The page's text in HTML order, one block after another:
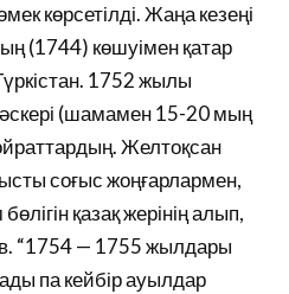
көрсетілді. Жаңа кезеңі
(1744) көшуімен қатар
1752 жылы
(шамамен 15-20 мың
Желтоқсан
соғыс жоңғарлармен,
қазақ жерінің алып,
“1754 — 1755 жылдары
па кейбір ауылдар